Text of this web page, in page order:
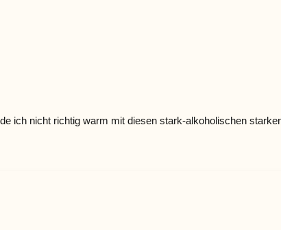
ich nicht richtig warm mit diesen stark-alkoholischen